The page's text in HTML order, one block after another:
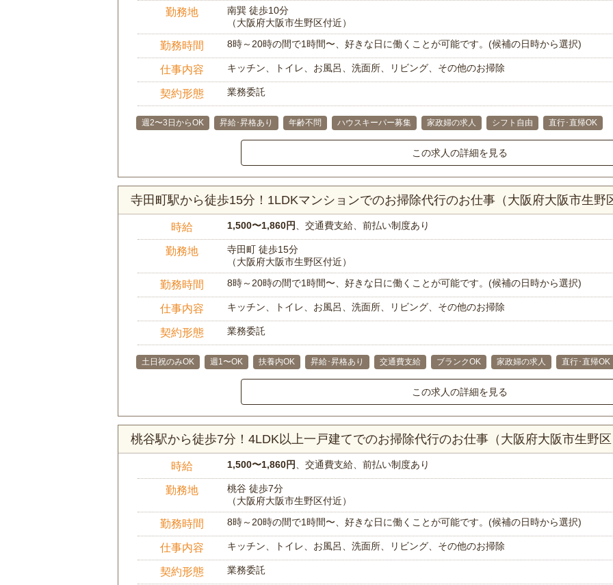
勤務地
南巽 徒歩10分
（大阪府大阪市生野区付近）
勤務時間 8時～20時の間で1時間〜、好きな日に働くことが可能です。(候補の日時から選択)
仕事内容 キッチン、トイレ、お風呂、洗面所、リビング、その他のお掃除
契約形態 業務委託
週2〜3日からOK 昇給･昇格あり 年齢不問 ハウスキーパー募集 家政婦の求人 シフト自由 直行･直帰OK
この求人の詳細を見る
寺田町駅から徒歩15分！1LDKマンションでのお掃除代行のお仕事（大阪府大阪市生野
時給 1,500〜1,860円 、交通費支給、前払い制度あり
勤務地
寺田町 徒歩15分
（大阪府大阪市生野区付近）
勤務時間 8時～20時の間で1時間〜、好きな日に働くことが可能です。(候補の日時から選択)
仕事内容 キッチン、トイレ、お風呂、洗面所、リビング、その他のお掃除
契約形態 業務委託
土日祝のみOK 週1〜OK 扶養内OK 昇給･昇格あり 交通費支給 ブランクOK 家政婦の求人 直行･直帰OK
この求人の詳細を見る
桃谷駅から徒歩7分！4LDK以上一戸建てでのお掃除代行のお仕事（大阪府大阪市生野
時給 1,500〜1,860円 、交通費支給、前払い制度あり
勤務地
桃谷 徒歩7分
（大阪府大阪市生野区付近）
勤務時間 8時～20時の間で1時間〜、好きな日に働くことが可能です。(候補の日時から選択)
仕事内容 キッチン、トイレ、お風呂、洗面所、リビング、その他のお掃除
契約形態 業務委託